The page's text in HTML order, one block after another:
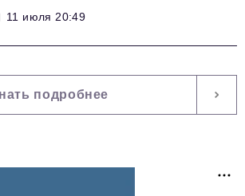
11 июля 20:49
подробнее